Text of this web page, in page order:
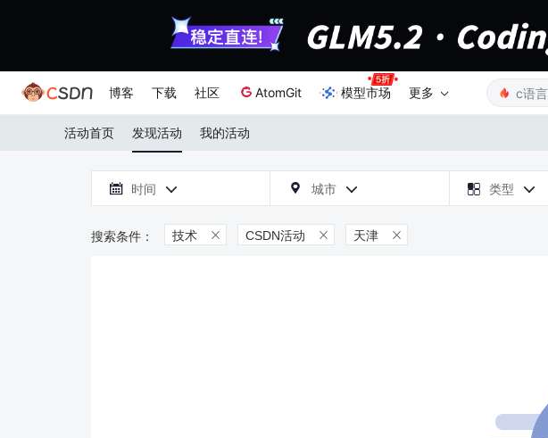
博客 下载 社区 AtomGit 模型市场 更多
活动首页 发现活动 我的活动
 时间   城市   类型 
技术  CSDN活动  天津 